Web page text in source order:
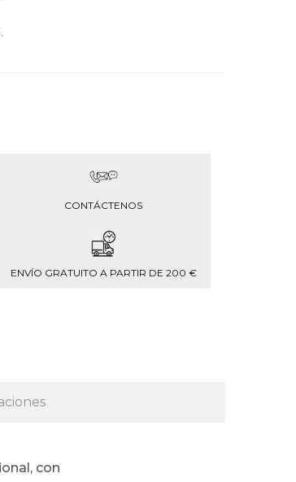
CONTÁCTENOS
ENVÍO GRATUITO A PARTIR DE 200 €
con